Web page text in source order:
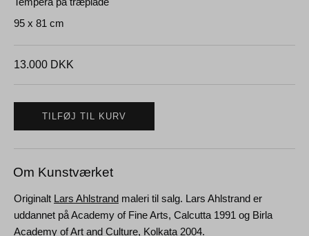
95 x 81 cm
13.000 DKK
TILFØJ TIL KURV
Om Kunstværket
Originalt Lars Ahlstrand maleri til salg. Lars Ahlstrand er
uddannet på Academy of Fine Arts, Calcutta 1991 og Birla
Academy of Art and Culture, Kolkata 2004.